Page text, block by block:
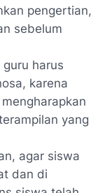
pengertian,
sebelum
harus
karena
yang
agar siswa
dan di